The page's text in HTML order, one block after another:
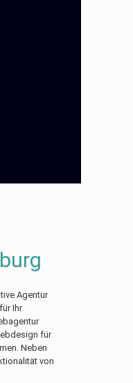
Agentur
Ihr
für
Neben
von